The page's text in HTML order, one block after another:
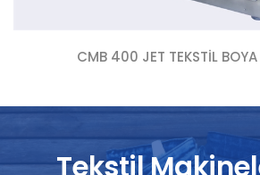
CMB 400 JET TEKSTIL
Tekstil